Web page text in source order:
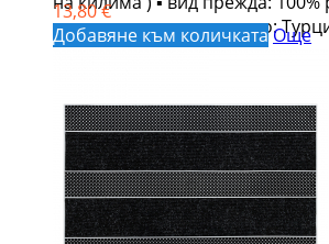
▪ страна на производство:
13,80 €
Добавяне към количката Още